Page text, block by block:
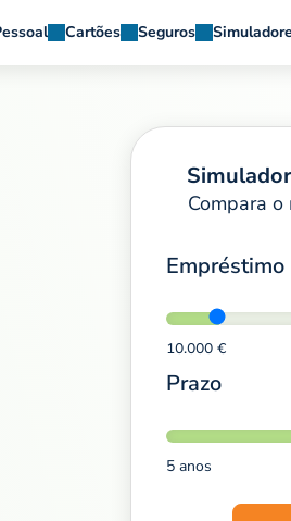
Cartões Seguros
Compara o
Empréstimo
10.000 €
Prazo
5 anos